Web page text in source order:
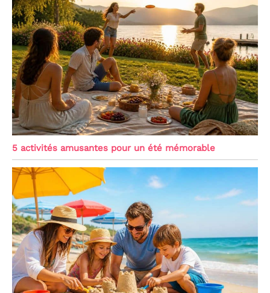
5 activités amusantes pour un été mémorable